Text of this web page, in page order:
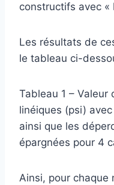
constructifs avec «
Les résultats de
le tableau ci-
Tableau 1 – Valeur
linéiques (psi)
ainsi que les
épargnées pour 4
Ainsi, pour